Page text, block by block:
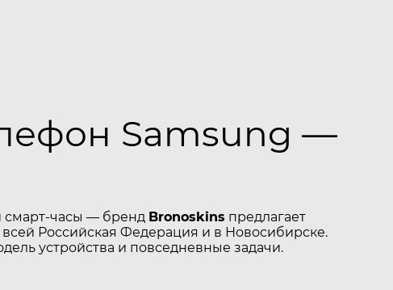
Samsung —
смарт-часы — бренд Bronoskins предлагает
Российская Федерация и в Новосибирске.
устройства и повседневные задачи.